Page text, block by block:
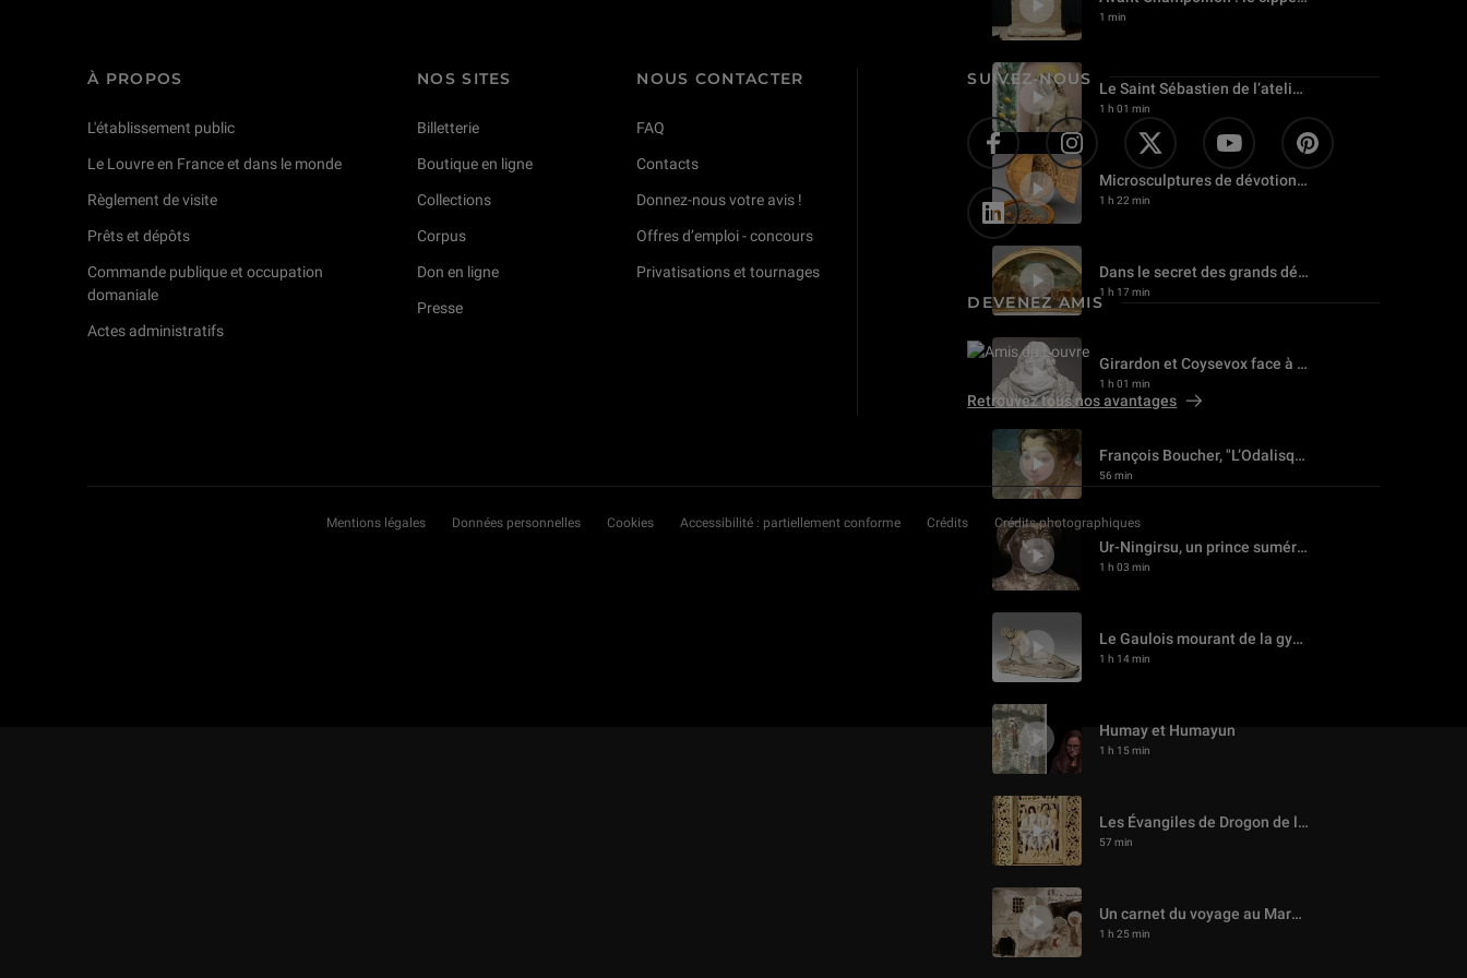
1 min
Le Saint Sébastien de l’atelier des Della Robbia du Louvre
1 h 01 min
Microsculptures de dévotion en buis : voyage au centre du microcosme
1 h 22 min
Dans le secret des grands décors de Delacroix
1 h 17 min
Girardon et Coysevox face à face
1 h 01 min
François Boucher, "L’Odalisque brune"
56 min
Ur-Ningirsu, un prince sumérien de retour à Paris
1 h 03 min
Le Gaulois mourant de la gypsothèque du Louvre
1 h 14 min
Humay et Humayun
1 h 15 min
Les Évangiles de Drogon de la BnF
57 min
Un carnet du voyage au Maroc de Delacroix
1 h 25 min
À PROPOS
L'établissement public
Le Louvre en France et dans le monde
Règlement de visite
Prêts et dépôts
Commande publique et occupation
domaniale
Actes administratifs
NOS SITES
Billetterie
Boutique en ligne
Collections
Corpus
Don en ligne
Presse
NOUS CONTACTER
FAQ
Contacts
Donnez-nous votre avis !
Offres d’emploi - concours
Privatisations et tournages
SUIVEZ-NOUS
DEVENEZ AMIS
Retrouvez tous nos avantages
Mentions légales Données personnelles Cookies Accessibilité : partiellement conforme Crédits Crédits photographiques